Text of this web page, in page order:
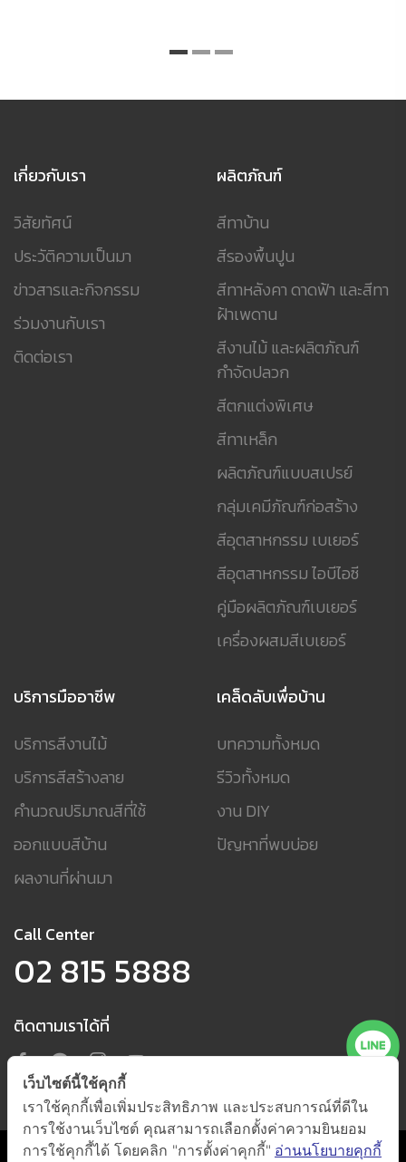
เกี่ยวกับเรา
วิสัยทัศน์
ประวัติความเป็นมา
ข่าวสารและกิจกรรม
ร่วมงานกับเรา
ติดต่อเรา
ผลิตภัณฑ์
สีทาบ้าน
สีรองพื้นปูน
สีทาหลังคา ดาดฟ้า และสีทา
ฝ้าเพดาน
สีงานไม้ และผลิตภัณฑ์
กำจัดปลวก
สีตกแต่งพิเศษ
สีทาเหล็ก
ผลิตภัณฑ์แบบสเปรย์
กลุ่มเคมีภัณฑ์ก่อสร้าง
สีอุตสาหกรรม เบเยอร์
สีอุตสาหกรรม ไอบีไอซี
คู่มือผลิตภัณฑ์เบเยอร์
เครื่องผสมสีเบเยอร์
บริการมืออาชีพ
บริการสีงานไม้
บริการสีสร้างลาย
คำนวณปริมาณสีที่ใช้
ออกแบบสีบ้าน
ผลงานที่ผ่านมา
เคล็ดลับเพื่อบ้าน
บทความทั้งหมด
รีวิวทั้งหมด
งาน DIY
ปัญหาที่พบบ่อย
Call Center
02 815 5888
ติดตามเราได้ที่
เว็บไซต์นี้ใช้คุกกี้
เราใช้คุกกี้เพื่อเพิ่มประสิทธิภาพ และประสบการณ์ที่ดีใน
การใช้งานเว็บไซต์ คุณสามารถเลือกตั้งค่าความยินยอม
การใช้คุกกี้ได้ โดยคลิก "การตั้งค่าคุกกี้" อ่านนโยบายคุกกี้